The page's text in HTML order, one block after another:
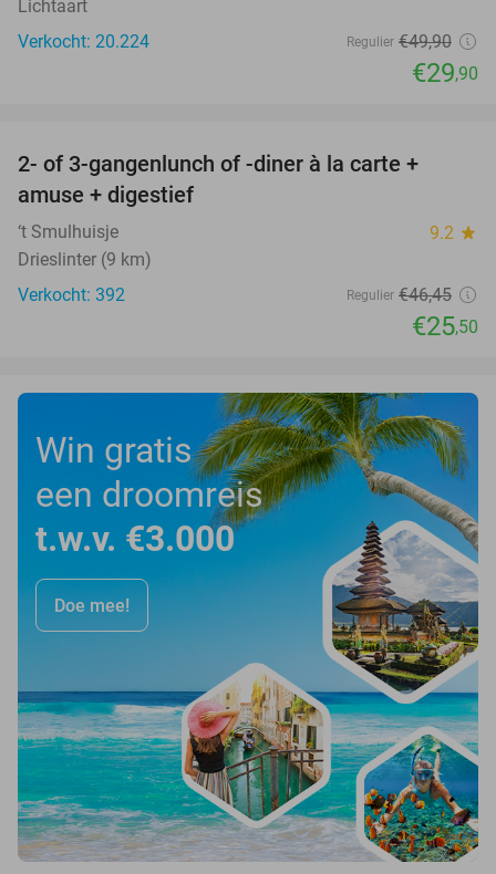
Lichtaart
Verkocht: 20.224
Regulier €49,90
€29,90
2- of 3-gangenlunch of -diner à la carte +
amuse + digestief
‘t Smulhuisje 9.2 star
Drieslinter (9 km)
Verkocht: 392
Regulier €46,45
€25,50
Win gratis
een droomreis
t.w.v. €3.000
Doe mee!